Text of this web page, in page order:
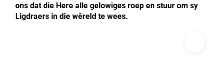
ons dat die Here alle gelowiges roep en stuur om sy
Ligdraers in die wêreld te wees.